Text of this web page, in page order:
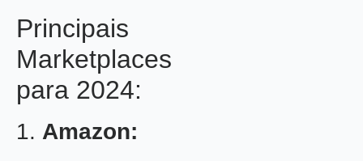
Principais
Marketplaces
para 2024:
1. Amazon: